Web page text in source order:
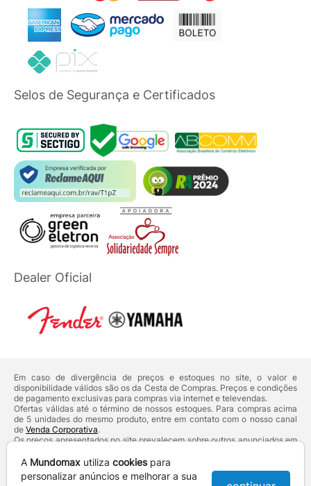
Selos de Segurança e Certificados
Dealer Oficial
Em caso de divergência de preços e estoques no site, o valor e
disponibilidade válidos são os da Cesta de Compras. Preços e condições
de pagamento exclusivas para compras via internet e televendas.
Ofertas válidas até o término de nossos estoques. Para compras acima
de 5 unidades do mesmo produto, entre em contato com o nosso canal
de Venda Corporativa.
Os preços apresentados no site prevalecem sobre outros anunciados em
Defesa do Consumidor:Lei nº 8.078.
Vendas sujeitas à confirmação de dados e análises de crédito e risco.
A Mundomax utiliza cookiespara
personalizar anúncios e melhorar a sua